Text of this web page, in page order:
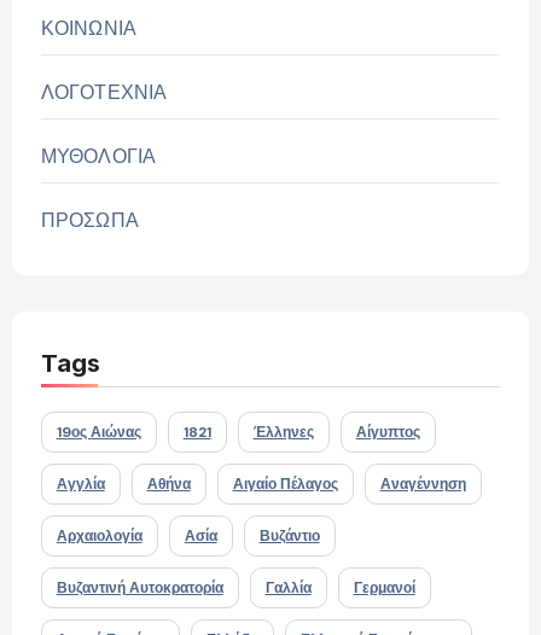
ΚΟΙΝΩΝΙΑ
ΛΟΓΟΤΕΧΝΙΑ
ΜΥΘΟΛΟΓΙΑ
ΠΡΟΣΩΠΑ
Tags
19ος Αιώνας 1821 Έλληνες Αίγυπτος
Αγγλία Αθήνα Αιγαίο Πέλαγος Αναγέννηση
Αρχαιολογία Ασία Βυζάντιο
Βυζαντινή Αυτοκρατορία Γαλλία Γερμανοί